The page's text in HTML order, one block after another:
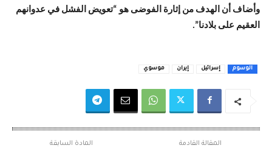
وأضاف أن الهدف من إثارة الفوضى هو “تعويض الفشل في عدوانهم
العقيم على بلادنا”.
الوسوم إسرائيل إيران موسوي
المادة السابقة
المقالة القادمة